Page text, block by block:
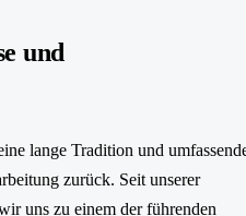
und
lange Tradition und
zurück. Seit unserer
uns zu einem der führenden